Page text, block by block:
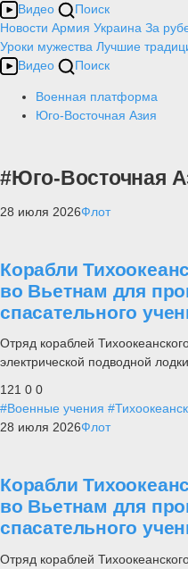
Видео
Поиск
Новости Армия Украина За
Уроки мужества Лучшие
Видео
Поиск
Военная платформа
Юго-Восточная Азия
#Юго-Восточная
28 июля 2026Флот
Корабли
во Вьетнам для
спасательного
Отряд кораблей
электрической подводной
121 0 0
#Военные учения
28 июля 2026Флот
Корабли
во Вьетнам для
спасательного
Отряд кораблей